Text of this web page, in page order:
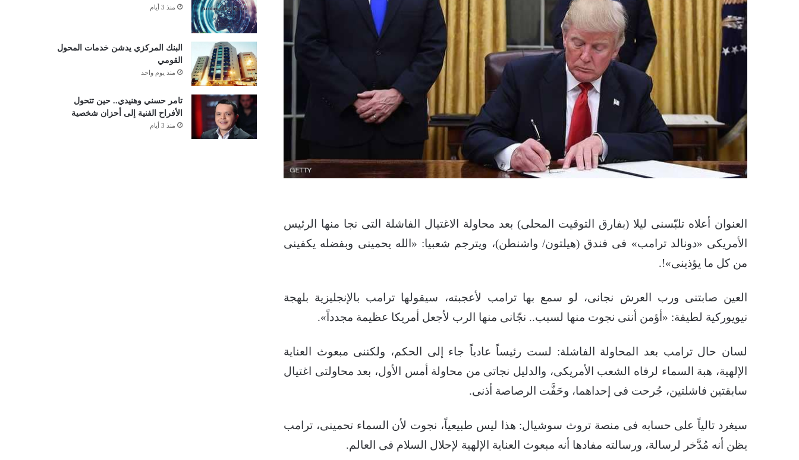
العنوان أعلاه تلبّسنى ليلا (بفارق التوقيت المحلى) بعد محاولة الاغتيال الفاشلة التى نجا منها الرئيس
الأمريكى «دونالد ترامب» فى فندق (هيلتون/ واشنطن)، ويترجم شعبيا: «الله يحمينى وبفضله يكفينى
من كل ما يؤذينى»!.
العين صابتنى ورب العرش نجانى، لو سمع بها ترامب لأعجبته، سيقولها ترامب بالإنجليزية بلهجة
نيويوركية لطيفة: «أؤمن أننى نجوت منها لسبب.. نجّانى منها الرب لأجعل أمريكا عظيمة مجدداً».
لسان حال ترامب بعد المحاولة الفاشلة: لست رئيساً عادياً جاء إلى الحكم، ولكننى مبعوث العناية
الإلهية، هبة السماء لرفاه الشعب الأمريكى، والدليل نجاتى من محاولة أمس الأول، بعد محاولتى اغتيال
سابقتين فاشلتين، جُرحت فى إحداهما، وحَفَّت الرصاصة أذنى.
سيغرد تالياً على حسابه فى منصة تروث سوشيال: هذا ليس طبيعياً، نجوت لأن السماء تحمينى، ترامب
يظن أنه مُدَّخر لرسالة، ورسالته مفادها أنه مبعوث العناية الإلهية لإحلال السلام فى العالم.
منذ 3 أيام
البنك المركزي يدشن خدمات المحول
القومي
منذ يوم واحد
تامر حسني وهنيدي.. حين تتحول
الأفراح الفنية إلى أحزان شخصية
منذ 3 أيام